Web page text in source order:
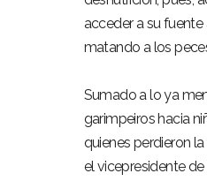
acceder a su fuente
matando a los
Sumado a lo ya
garimpeiros hacia
quienes perdieron
el vicepresidente